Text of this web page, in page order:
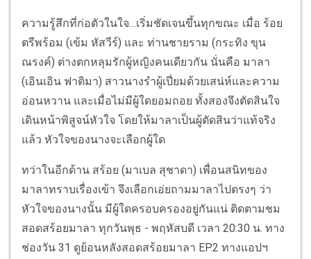
ความรู้สึกที่ก่อตัวในใจ…เริ่มชัดเจนขึ้นทุกขณะ เมื่อ ร้อย
ตรีพร้อม (เข้ม หัสวีร์) และ ท่านชายราม (กระทิง ขุน
ณรงค์) ต่างตกหลุมรักผู้หญิงคนเดียวกัน นั่นคือ มาลา
(เอินเอิน ฟาติมา) สาวนางรำผู้เปี่ยมด้วยเสน่ห์และความ
อ่อนหวาน และเมื่อไม่มีผู้ใดยอมถอย ทั้งสองจึงตัดสินใจ
เดินหน้าพิสูจน์หัวใจ โดยให้มาลาเป็นผู้ตัดสินว่าแท้จริง
แล้ว หัวใจของนางจะเลือกผู้ใด
ทว่าในอีกด้าน สร้อย (มาเบล สุชาดา) เพื่อนสนิทของ
มาลาทราบเรื่องเข้า จึงเลือกเอ่ยถามมาลาไปตรงๆ ว่า
หัวใจของนางนั้น มีผู้ใดครอบครองอยู่กันแน่ ติดตามชม
สอดสร้อยมาลา ทุกวันพุธ - พฤหัสบดี เวลา 20:30 น. ทาง
ช่องวัน 31 ดูย้อนหลังสอดสร้อยมาลา EP.2 ทางแอปฯ